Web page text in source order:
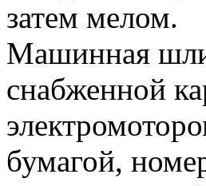
затем мелом.
Машинная
снабженной
бумагой,